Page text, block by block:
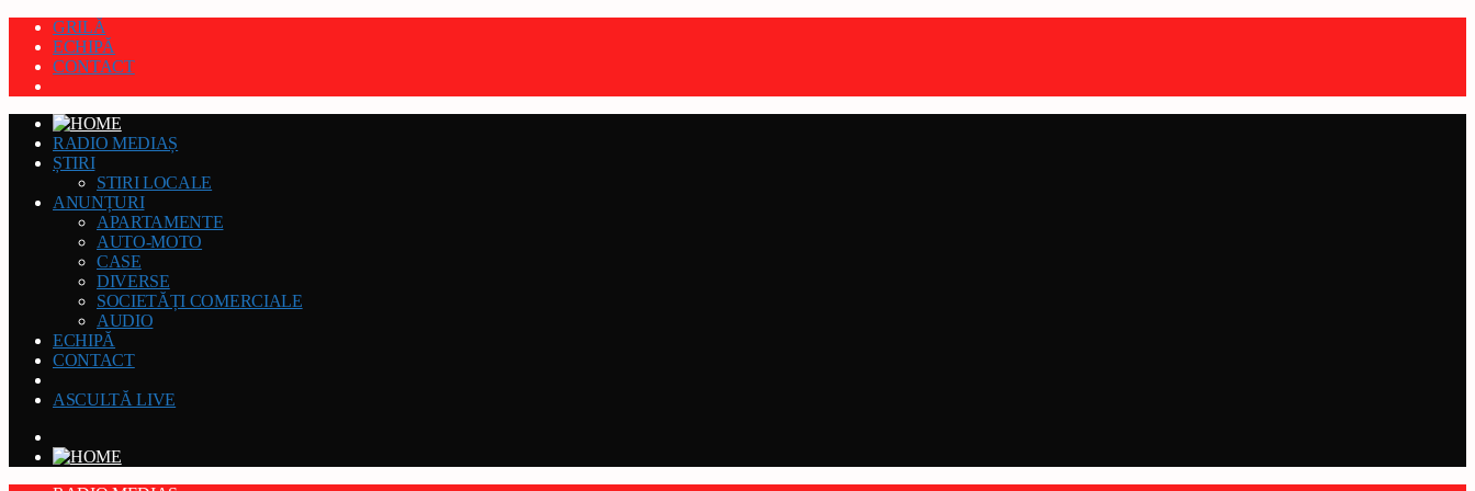
GRILĂ
ECHIPĂ
CONTACT
RADIO MEDIAȘ
ȘTIRI
STIRI LOCALE
ANUNȚURI
APARTAMENTE
AUTO-MOTO
CASE
DIVERSE
SOCIETĂȚI COMERCIALE
AUDIO
ECHIPĂ
CONTACT
ASCULTĂ LIVE